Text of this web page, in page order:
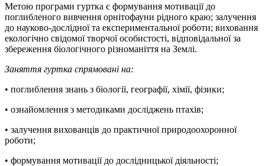
Метою програми гуртка є формування мотивації до
поглибленого вивчення орнітофауни рідного краю; залучення
до науково-дослідної та експериментальної роботи; виховання
екологічно свідомої творчої особистості, відповідальної за
збереження біологічного різноманіття на Землі.
Заняття гуртка спрямовані на:
• поглиблення знань з біології, географії, хімії, фізики;
• ознайомлення з методиками досліджень птахів;
• залучення вихованців до практичної природоохоронної
роботи;
• формування мотивації до дослідницької діяльності;